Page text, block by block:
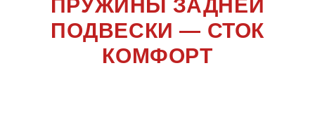
ПРУЖИНЫ ЗАДНЕЙ
ПОДВЕСКИ — СТОК
КОМФОРТ